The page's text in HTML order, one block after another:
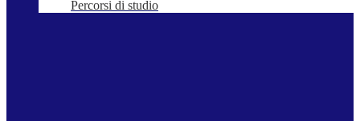
Percorsi di studio